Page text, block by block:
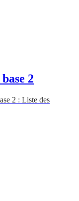
2
2 : Liste des